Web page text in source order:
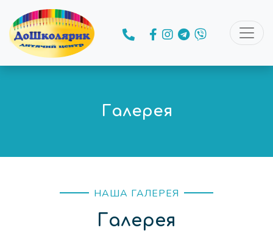
Галерея
НАША ГАЛЕРЕЯ
Галерея